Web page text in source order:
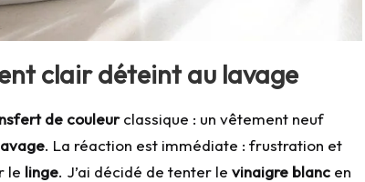
clair déteint au lavage
de couleurclassique : un vêtement neuf
. La réaction est immédiate : frustration et
le linge. J’ai décidé de tenter le vinaigre blanc en